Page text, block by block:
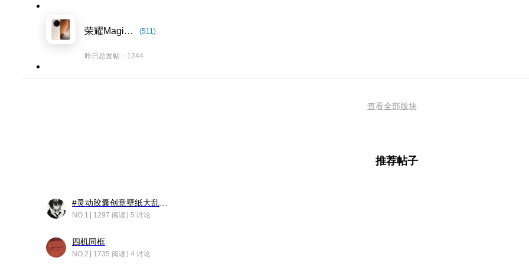
荣耀Magic8系列 (511)
昨日总发帖：1244
查看全部版块
推荐帖子
NO.1 1297 阅读 5 讨论
四机同框
NO.2 1735 阅读 4 讨论